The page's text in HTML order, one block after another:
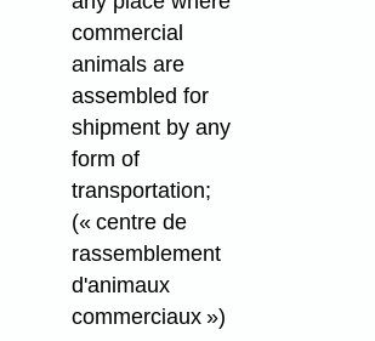
commercial
animals are
assembled for
shipment by any
form of
transportation;
(« centre de
rassemblement
d'animaux
commerciaux »)